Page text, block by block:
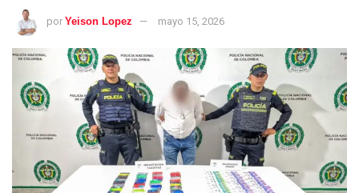
por Yeison Lopez mayo 15, 2026